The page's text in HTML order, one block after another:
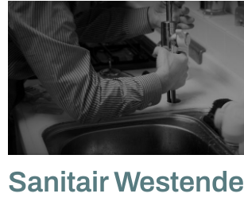
Sanitair Westende